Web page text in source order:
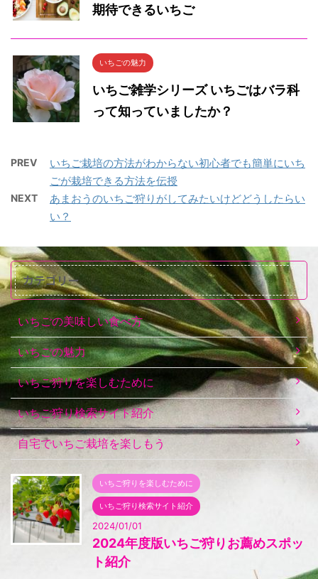
期待できるいちご
いちごの魅力
いちご雑学シリーズ いちごはバラ科
って知っていましたか？
PREV
いちご栽培の方法がわからない初心者でも簡単にいち
ごが栽培できる方法を伝授
NEXT
あまおうのいちご狩りがしてみたいけどどうしたらい
い？
カテゴリー
いちごの美味しい食べ方
いちごの魅力
いちご狩りを楽しむために
いちご狩り検索サイト紹介
自宅でいちご栽培を楽しもう
いちご狩りを楽しむために
いちご狩り検索サイト紹介
2024/01/01
2024年度版いちご狩りお薦めスポッ
ト紹介